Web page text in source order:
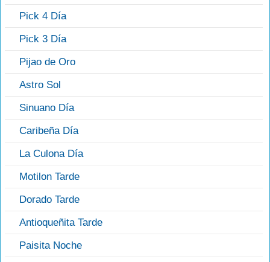
Pick 4 Día
Pick 3 Día
Pijao de Oro
Astro Sol
Sinuano Día
Caribeña Día
La Culona Día
Motilon Tarde
Dorado Tarde
Antioqueñita Tarde
Paisita Noche